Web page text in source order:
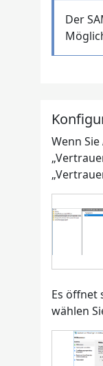
Der
Wenn
Es öffnet
wählen